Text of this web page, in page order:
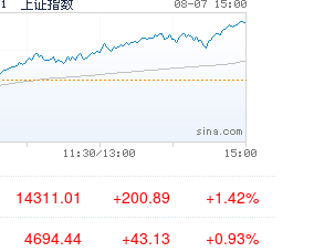
14311.01 +200.89 +1.42%
4694.44 +43.13 +0.93%